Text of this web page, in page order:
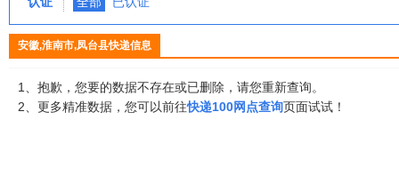
安徽,淮南市,凤台县快递信息
1、抱歉，您要的数据不存在或已删除，请您重新查询。
2、更多精准数据，您可以前往快递100网点查询页面试试！